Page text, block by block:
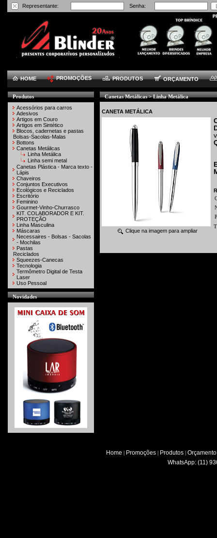
Representante: Senha:
HOME PROMOÇÕES PRODUTOS ORÇAMENTO
Produtos
Acessórios para carros
Adesivos
Artigos em Couro
Artigos em Sintético
Blocos, cadernetas e pastas
Bolsas-Sacolas-Malas
Bottons
Canetas Metálicas
Linha Metálica
Linha semi metal
Canetas Plástica - Marca texto -
Lápis
Chaveiros
Conjuntos Executivos
Ecológicos e Reciclados
Escritório
Feminino
Gourmet-Vinho-Churrasco
KIT. COLABORADOR E KIT.
PROTEÇÃO
Linha Masculina
Máscaras
Necessaires - Bolsas - Sacolas
- Mochilas
Pastas
Reciclados
Squeezes-Canecas
Tecnologia
Termômetro Digital de Testa
Laser
Uso Pessoal
Novidades
Canetas Metálicas > Linha Metálica
CANETA METÁLICA
Clique na imagem para ampliar
Home | Promoções | Produtos | Orçamento
WhatsApp: (11)